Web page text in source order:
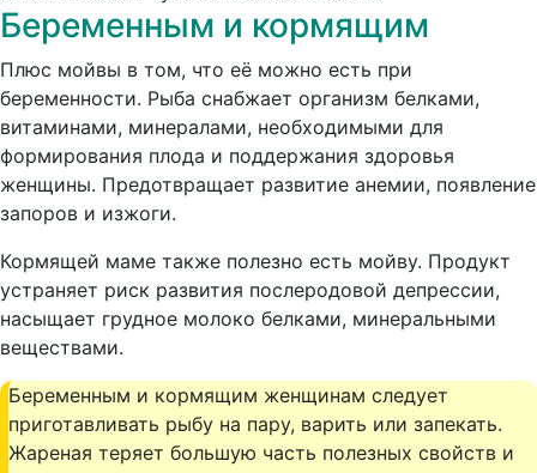
Беременным и кормящим
Плюс мойвы в том, что её можно есть при
беременности. Рыба снабжает организм белками,
витаминами, минералами, необходимыми для
формирования плода и поддержания здоровья
женщины. Предотвращает развитие анемии, появление
запоров и изжоги.
Кормящей маме также полезно есть мойву. Продукт
устраняет риск развития послеродовой депрессии,
насыщает грудное молоко белками, минеральными
веществами.
Беременным и кормящим женщинам следует
приготавливать рыбу на пару, варить или запекать.
Жареная теряет большую часть полезных свойств и